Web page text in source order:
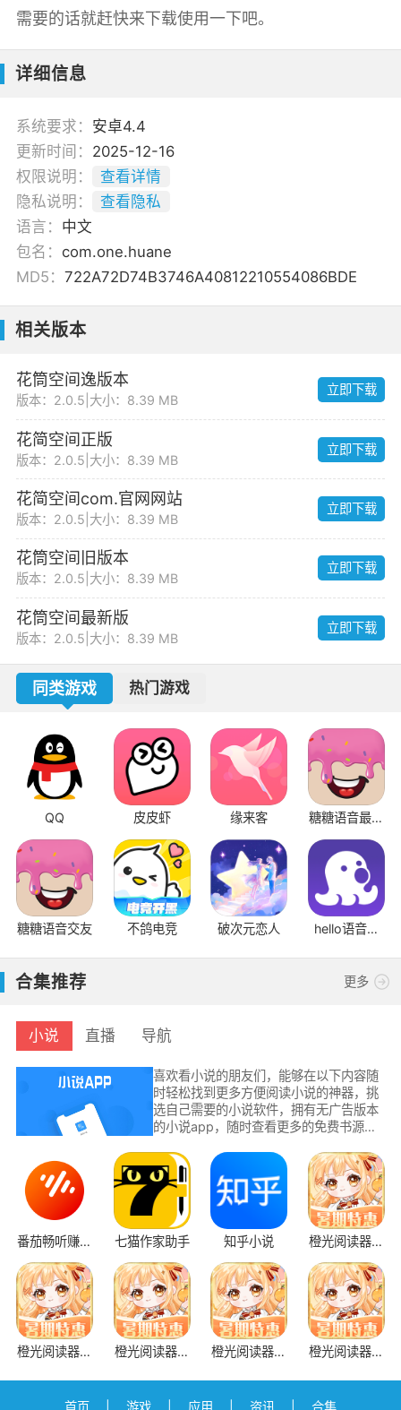
需要的话就赶快来下载使用一下吧。
详细信息
系统要求： 安卓4.4
更新时间： 2025-12-16
权限说明：
查看详情
隐私说明：
查看隐私
语言： 中文
包名： com.one.huane
MD5： 722A72D74B3746A40812210554086BDE
相关版本
花筒空间逸版本
版本：2.0.5 大小：8.39 MB
立即下载
花简空间正版
版本：2.0.5 大小：8.39 MB
立即下载
花简空间com.官网网站
版本：2.0.5 大小：8.39 MB
立即下载
花筒空间旧版本
版本：2.0.5 大小：8.39 MB
立即下载
花筒空间最新版
版本：2.0.5 大小：8.39 MB
立即下载
同类游戏 热门游戏
QQ 皮皮虾 缘来客
糖糖语音最新
版
糖糖语音交友 不鸽电竞 破次元恋人
hello语音聊
合集推荐 更多
小说 直播 导航
喜欢看小说的朋友们，能够在以下内容随
时轻松找到更多方便阅读小说的神器，挑
选自己需要的小说软件，拥有无广告版本
的小说app，随时查看更多的免费书源，
库能够轻松让朋友们找到任何你想要阅读
的内容哦。
番茄畅听赚钱
版
七猫作家助手 知乎小说
橙光阅读器老
版本
橙光阅读器旧
橙光阅读器轻
橙光阅读器免
橙光阅读器免
首页 游戏 应用 资讯 合集